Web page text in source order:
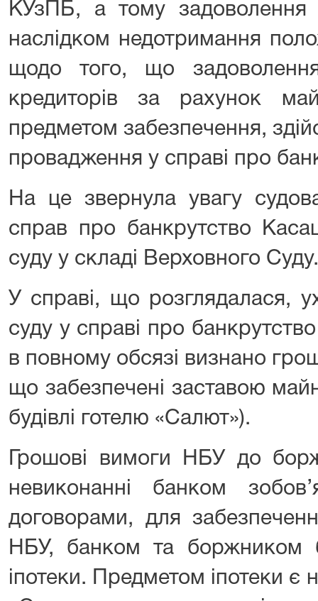
КУзПБ, а тому задоволення
наслідком недотримання
щодо того, що
кредиторів за рахунок
предметом забезпечення,
провадження у справі про
На це звернула увагу
справ про банкрутство
суду у складі Верховного Суду.
У справі, що розглядалася,
суду у справі про
в повному обсязі визнано
що забезпечені заставою
будівлі готелю «Салют»).
Грошові вимоги НБУ до
невиконанні банком
договорами, для
НБУ, банком та боржником
іпотеки. Предметом іпотеки є